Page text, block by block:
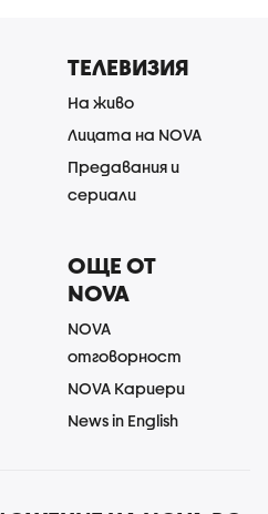
ТЕЛЕВИЗИЯ
На живо
Лицата на NOVA
Предавания и
сериали
ОЩЕ ОТ
NOVA
NOVA
отговорност
NOVA Кариери
News in English